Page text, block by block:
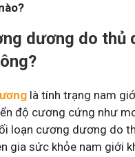
dương do thủ
là tính trạng nam
độ cương cứng như
loạn cương dương do
gia sức khỏe nam giới